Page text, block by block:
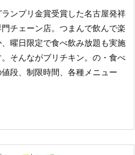
ンプリ金賞受賞した名古屋発祥
チェーン店。 つまんで飲んで楽
、曜日限定で食べ飲み放題も実施
そんながブリチキン。の ・食べ
段、制限時間、各種メニュー